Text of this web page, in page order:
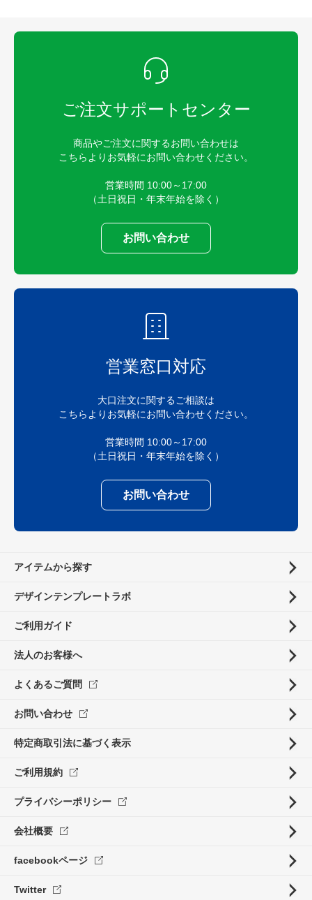
ご注文サポートセンター
商品やご注文に関するお問い合わせは
こちらよりお気軽にお問い合わせください。
営業時間 10:00～17:00
（土日祝日・年末年始を除く）
お問い合わせ
営業窓口対応
大口注文に関するご相談は
こちらよりお気軽にお問い合わせください。
営業時間 10:00～17:00
（土日祝日・年末年始を除く）
お問い合わせ
アイテムから探す
デザインテンプレートラボ
ご利用ガイド
法人のお客様へ
よくあるご質問
お問い合わせ
特定商取引法に基づく表示
ご利用規約
プライバシーポリシー
会社概要
facebookページ
Twitter